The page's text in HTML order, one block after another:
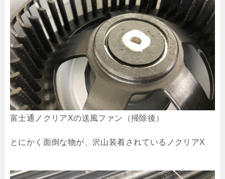
富士通ノクリアXの送風ファン（掃除後）
とにかく面倒な物が、沢山装着されているノクリアX